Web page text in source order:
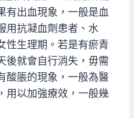
有出血現象，一般是血
用抗凝血劑患者、水
性生理期。若是有瘀青
後就會自行消失，毋需
酸脹的現象，一般為醫
用以加強療效，一般幾